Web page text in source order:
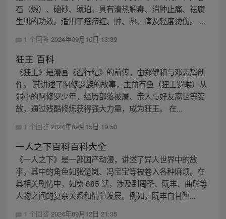
石（煅）、硇砂、琥珀。具有清热解毒、消肿止痛、祛腐
生肌的功效。适用于疮疖红、肿、热、痛及轻度烫伤。 ...
1 个回答 2024年09月16日 13:39
狂王 百科
《狂王》是漫画《西行纪》的前传，由郑健和与邓志辉创
作。 其讲述了阿修罗族的故事，主角有鱼（狂王罗睺）从
弱小的阿修罗少年，经历部落被屠、亲人与好友离世等变
故，通过残酷修炼获得强大力量，成为狂王。 在...
1 个回答 2024年09月15日 19:50
一人之下百科百科大全
《一人之下》是一部国产动漫，讲述了异人世界中的故
事。其中的角色如张楚岚、冯宝宝等被卷入各种麻烦。在
其相关剧情中，如第 685 话，涉及到周圣、阮丰、曲彤等
人物之间的复杂关系和情节发展。例如，阮丰自甘堕...
1 个回答 2024年09月12日 21:35